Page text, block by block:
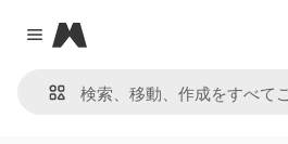
Close menu
Magnific